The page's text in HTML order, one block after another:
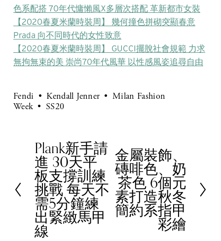
色系配搭 70年代慵懶風X多層次搭配 革新都市女裝
【2020春夏米蘭時裝周】 幾何撞色拼砌突顯春意
Prada 向不同時代的女性致意
【2020春夏米蘭時裝周】 GUCCI擺脫社會規範 力求
無拘無束的美 崇尚70年代風華 以性感風姿追尋自由
Fendi Kendall Jenner
Milan Fashion
Week
SS20
P
r
e
v
i
o
u
Plank新手請
進 30天平
板支撐訓練
挑戰 每天不
需5分鐘練
出緊緻馬甲
線
N金屬裝飾、
磚啡色、奶
茶色 6個元
素打造秋冬
簡約系指甲
彩繪